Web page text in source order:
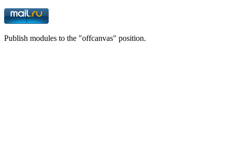
Publish modules to the "offcanvas" position.